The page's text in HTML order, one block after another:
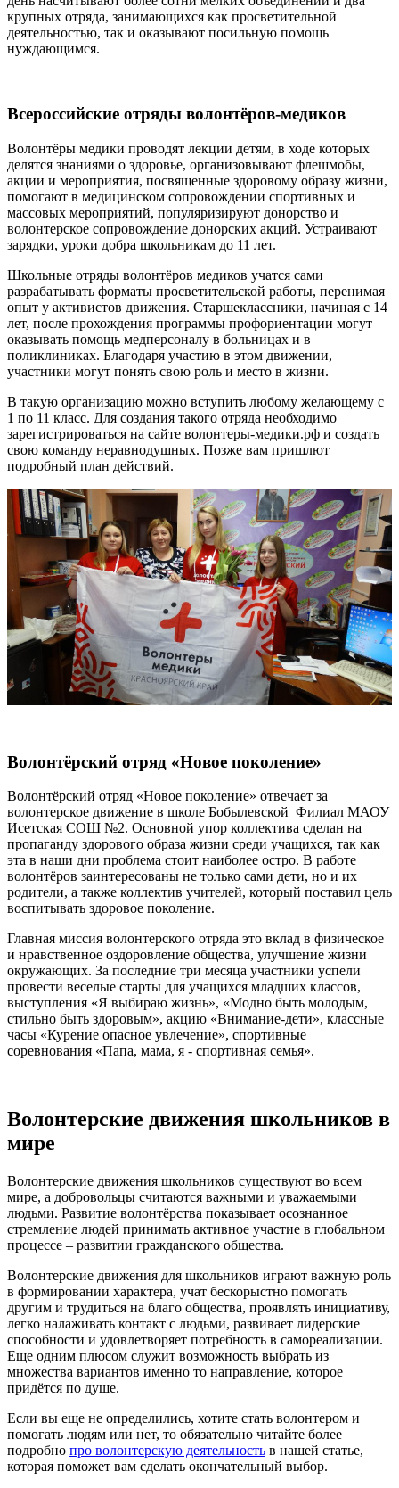
крупных отряда, занимающихся как просветительной
деятельностью, так и оказывают посильную помощь
нуждающимся.
Всероссийские отряды волонтёров-медиков
Волонтёры медики проводят лекции детям, в ходе которых
делятся знаниями о здоровье, организовывают флешмобы,
акции и мероприятия, посвященные здоровому образу жизни,
помогают в медицинском сопровождении спортивных и
массовых мероприятий, популяризируют донорство и
волонтерское сопровождение донорских акций. Устраивают
зарядки, уроки добра школьникам до 11 лет.
Школьные отряды волонтёров медиков учатся сами
разрабатывать форматы просветительской работы, перенимая
опыт у активистов движения. Старшеклассники, начиная с 14
лет, после прохождения программы профориентации могут
оказывать помощь медперсоналу в больницах и в
поликлиниках. Благодаря участию в этом движении,
участники могут понять свою роль и место в жизни.
В такую организацию можно вступить любому желающему с
1 по 11 класс. Для создания такого отряда необходимо
зарегистрироваться на сайте волонтеры-медики.рф и создать
свою команду неравнодушных. Позже вам пришлют
подробный план действий.
Волонтёрский отряд «Новое поколение»
Волонтёрский отряд «Новое поколение» отвечает за
волонтерское движение в школе Бобылевской Филиал МАОУ
Исетская СОШ №2. Основной упор коллектива сделан на
пропаганду здорового образа жизни среди учащихся, так как
эта в наши дни проблема стоит наиболее остро. В работе
волонтёров заинтересованы не только сами дети, но и их
родители, а также коллектив учителей, который поставил цель
воспитывать здоровое поколение.
Главная миссия волонтерского отряда это вклад в физическое
и нравственное оздоровление общества, улучшение жизни
окружающих. За последние три месяца участники успели
провести веселые старты для учащихся младших классов,
выступления «Я выбираю жизнь», «Модно быть молодым,
стильно быть здоровым», акцию «Внимание-дети», классные
часы «Курение опасное увлечение», спортивные
соревнования «Папа, мама, я - спортивная семья».
Волонтерские движения школьников в
мире
Волонтерские движения школьников существуют во всем
мире, а добровольцы считаются важными и уважаемыми
людьми. Развитие волонтёрства показывает осознанное
стремление людей принимать активное участие в глобальном
процессе – развитии гражданского общества.
Волонтерские движения для школьников играют важную роль
в формировании характера, учат бескорыстно помогать
другим и трудиться на благо общества, проявлять инициативу,
легко налаживать контакт с людьми, развивает лидерские
способности и удовлетворяет потребность в самореализации.
Еще одним плюсом служит возможность выбрать из
множества вариантов именно то направление, которое
придётся по душе.
Если вы еще не определились, хотите стать волонтером и
помогать людям или нет, то обязательно читайте более
подробно про волонтерскую деятельность в нашей статье,
которая поможет вам сделать окончательный выбор.